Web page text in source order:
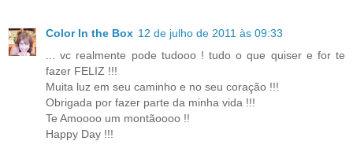
Color In the Box 12 de julho de 2011 às 09:33
... vc realmente pode tudooo ! tudo o que quiser e for te
fazer FELIZ !!!
Muita luz em seu caminho e no seu coração !!!
Obrigada por fazer parte da minha vida !!!
Te Amoooo um montãoooo !!
Happy Day !!!